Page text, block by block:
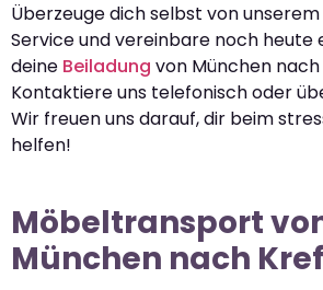
Überzeuge dich selbst von
Service und vereinbare noch heute
deine Beiladung von München
Kontaktiere uns telefonisch oder
Wir freuen uns darauf, dir beim
helfen!
Möbeltransport
München nach